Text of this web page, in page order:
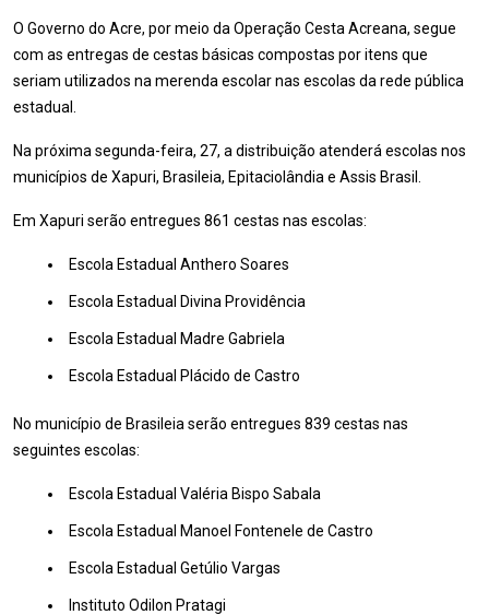
O Governo do Acre, por meio da Operação Cesta Acreana, segue
com as entregas de cestas básicas compostas por itens que
seriam utilizados na merenda escolar nas escolas da rede pública
estadual.
Na próxima segunda-feira, 27, a distribuição atenderá escolas nos
municípios de Xapuri, Brasileia, Epitaciolândia e Assis Brasil.
Em Xapuri serão entregues 861 cestas nas escolas:
Escola Estadual Anthero Soares
Escola Estadual Divina Providência
Escola Estadual Madre Gabriela
Escola Estadual Plácido de Castro
No município de Brasileia serão entregues 839 cestas nas
seguintes escolas:
Escola Estadual Valéria Bispo Sabala
Escola Estadual Manoel Fontenele de Castro
Escola Estadual Getúlio Vargas
Instituto Odilon Pratagi